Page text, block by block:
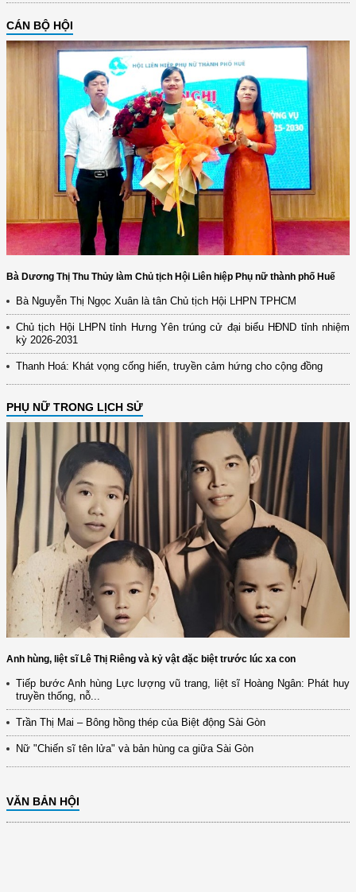
CÁN BỘ HỘI
Bà Dương Thị Thu Thủy làm Chủ tịch Hội Liên hiệp Phụ nữ thành phố Huế
Bà Nguyễn Thị Ngọc Xuân là tân Chủ tịch Hội LHPN TPHCM
Chủ tịch Hội LHPN tỉnh Hưng Yên trúng cử đại biểu HĐND tỉnh nhiệm
kỳ 2026-2031
Thanh Hoá: Khát vọng cống hiến, truyền cảm hứng cho cộng đồng
PHỤ NỮ TRONG LỊCH SỬ
Anh hùng, liệt sĩ Lê Thị Riêng và kỷ vật đặc biệt trước lúc xa con
Tiếp bước Anh hùng Lực lượng vũ trang, liệt sĩ Hoàng Ngân: Phát huy
truyền thống, nỗ...
Trần Thị Mai – Bông hồng thép của Biệt động Sài Gòn
Nữ "Chiến sĩ tên lửa" và bản hùng ca giữa Sài Gòn
VĂN BẢN HỘI